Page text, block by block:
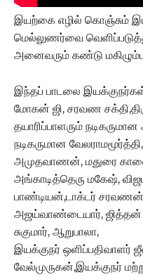
இயற்கை எழில் கொஞ்சும்
மெல்லுணர்வை
அனைவரும் கண்டு
இந்தப் பாடலை
மோகன் ஜி, சரவண
தயாரிப்பாளரும்
நடிகருமான
அமுதவாணன், மதுரை
அங்காடித்தெரு மகேஷ்,
பாண்டியன்,டாக்டர்
அஜய்வாண்டையார், ஜித்தன்
சுகுமார், ஆறுபாலா,
இயக்குநர் ஒளிப்பதிவாளர்
வேல்முருகன்,இயக்குநர்